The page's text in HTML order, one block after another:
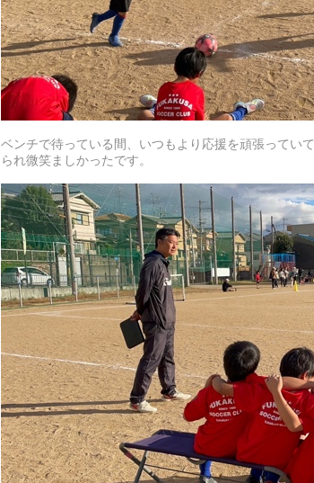
ベンチで待っている間、いつもより応援を頑張ってい
られ微笑ましかったです。